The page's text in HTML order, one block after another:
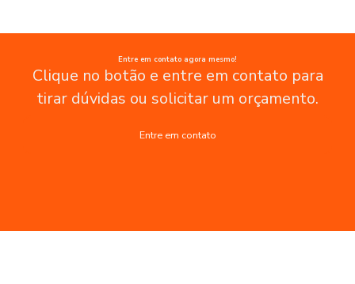
Entre em contato agora mesmo!
Clique no botão e entre em contato para
tirar dúvidas ou solicitar um orçamento.
Entre em contato